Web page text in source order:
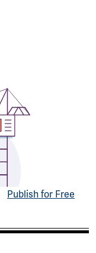
Publish for Free